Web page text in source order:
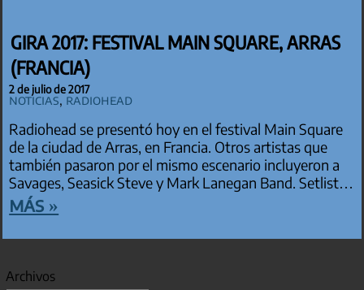
GIRA 2017: FESTIVAL MAIN SQUARE, ARRAS
(FRANCIA)
2 de julio de 2017
Noticias, Radiohead
Radiohead se presentó hoy en el festival Main Square
de la ciudad de Arras, en Francia. Otros artistas que
también pasaron por el mismo escenario incluyeron a
Savages, Seasick Steve y Mark Lanegan Band. Setlist…
más »
Archivos